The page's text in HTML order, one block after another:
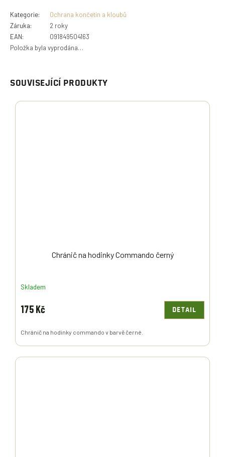
SOUVISEJÍCÍ PRODUKTY
Chránič na hodinky Commando černý
Skladem
175 Kč DETAIL
Chránič na hodinky commando v barvě černé.
Kategorie:
Ochrana končetin a kloubů
Záruka:
2 roky
EAN:
091849504163
Položka byla vyprodána…